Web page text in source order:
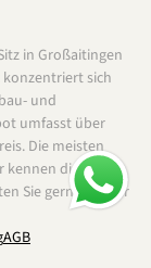
in Großaitingen
sich
und
umfasst über
Die meisten
kennen die
Sie gerne bei der
AGB